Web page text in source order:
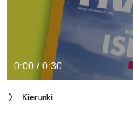
Newsletter
Cuda Polski
Wielki Konkurs Fotograficzny
0:00 / 0:30
Kierunki